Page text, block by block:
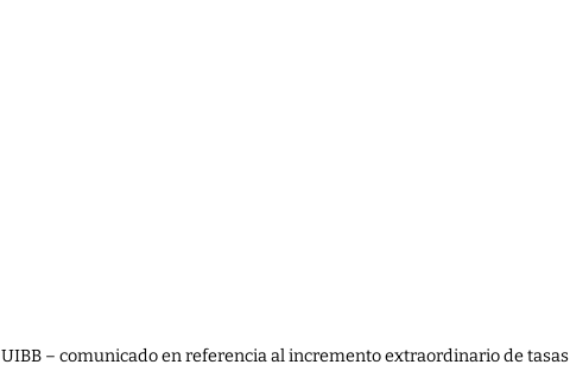
UIBB – comunicado en referencia al incremento extraordinario de tasas